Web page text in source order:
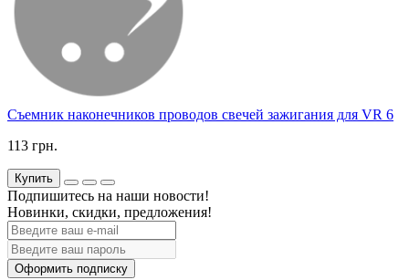
Съемник наконечников проводов свечей зажигания для VR 6
113 грн.
Купить
Подпишитесь на наши новости!
Новинки, скидки, предложения!
Оформить подписку